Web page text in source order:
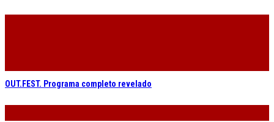
OUT.FEST. Programa completo revelado